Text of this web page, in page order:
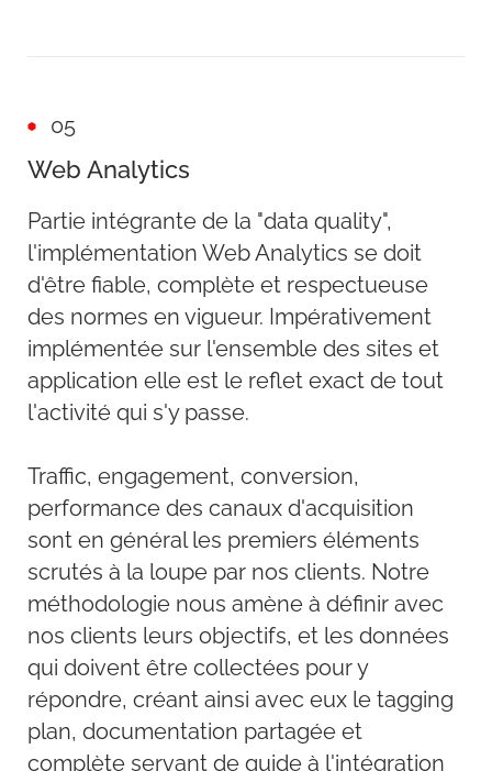
05
Web Analytics
Partie intégrante de la "data quality",
l'implémentation Web Analytics se doit
d'être fiable, complète et respectueuse
des normes en vigueur. Impérativement
implémentée sur l'ensemble des sites et
application elle est le reflet exact de tout
l'activité qui s'y passe.
Traffic, engagement, conversion,
performance des canaux d'acquisition
sont en général les premiers éléments
scrutés à la loupe par nos clients. Notre
méthodologie nous amène à définir avec
nos clients leurs objectifs, et les données
qui doivent être collectées pour y
répondre, créant ainsi avec eux le tagging
plan, documentation partagée et
complète servant de guide à l'intégration